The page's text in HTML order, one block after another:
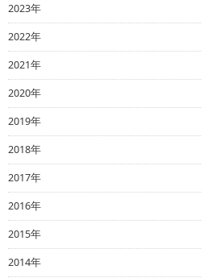
2023年
2022年
2021年
2020年
2019年
2018年
2017年
2016年
2015年
2014年